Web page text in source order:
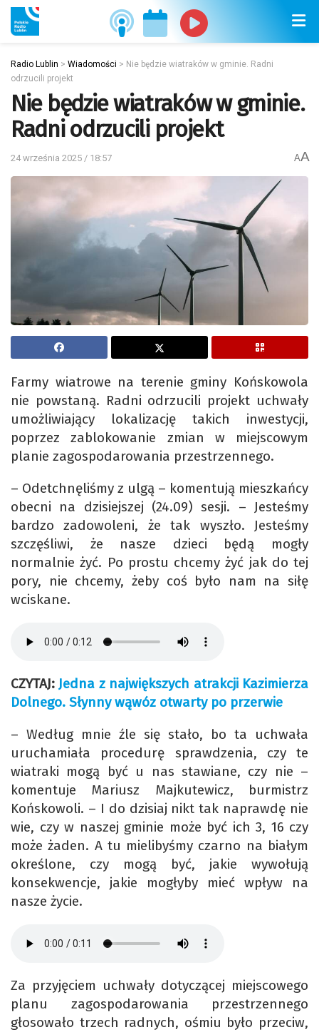
Radio Lublin > Wiadomości > Nie będzie wiatraków w gminie. Radni
odrzucili projekt
Nie będzie wiatraków w gminie.
Radni odrzucili projekt
24 września 2025 / 18:57 AA
Farmy wiatrowe na terenie gminy Końskowola
nie powstaną. Radni odrzucili projekt uchwały
umożliwiający lokalizację takich inwestycji,
poprzez zablokowanie zmian w miejscowym
planie zagospodarowania przestrzennego.
– Odetchnęliśmy z ulgą – komentują mieszkańcy
obecni na dzisiejszej (24.09) sesji. – Jesteśmy
bardzo zadowoleni, że tak wyszło. Jesteśmy
szczęśliwi, że nasze dzieci będą mogły
normalnie żyć. Po prostu chcemy żyć jak do tej
pory, nie chcemy, żeby coś było nam na siłę
wciskane.
CZYTAJ: Jedna z największych atrakcji Kazimierza
Dolnego. Słynny wąwóz otwarty po przerwie
– Według mnie źle się stało, bo ta uchwała
uruchamiała procedurę sprawdzenia, czy te
wiatraki mogą być u nas stawiane, czy nie –
komentuje Mariusz Majkutewicz, burmistrz
Końskowoli. – I do dzisiaj nikt tak naprawdę nie
wie, czy w naszej gminie może być ich 3, 16 czy
może żaden. A tu mielibyśmy czarno na białym
określone, czy mogą być, jakie wywołują
konsekwencje, jakie mogłyby mieć wpływ na
nasze życie.
Za przyjęciem uchwały dotyczącej miejscowego
planu zagospodarowania przestrzennego
głosowało trzech radnych, ośmiu było przeciw,